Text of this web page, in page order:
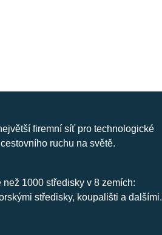
firemní síť pro technologické
ruchu na světě.
1000 středisky v 8 zemích:
středisky, koupališti a dalšími.